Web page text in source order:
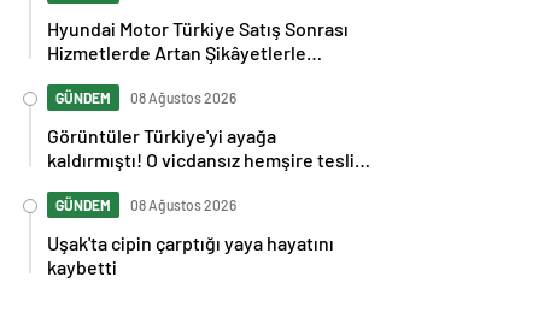
Hyundai Motor Türkiye Satış Sonrası
Hizmetlerde Artan Şikâyetlerle
GÜNDEM 08 Ağustos 2026
Görüntüler Türkiye'yi ayağa
kaldırmıştı! O vicdansız hemşire teslim
GÜNDEM 08 Ağustos 2026
Uşak'ta cipin çarptığı yaya hayatını
kaybetti